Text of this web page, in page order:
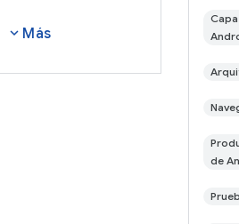
expand_more Más
(a
de